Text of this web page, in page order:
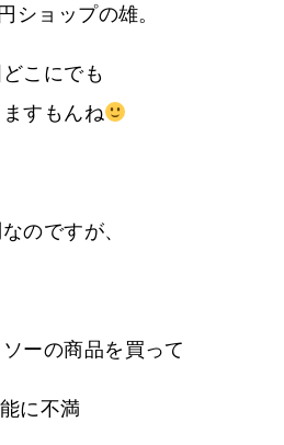
ショップの雄。
こにでも
すもんね
のですが、
ソーの商品を買って
に不満